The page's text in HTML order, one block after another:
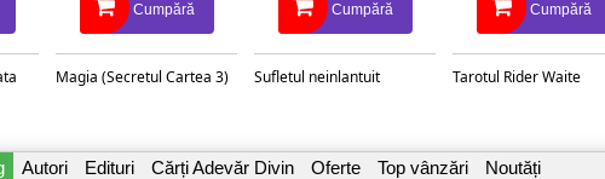
Cumpără
Magia (Secretul Cartea 3)
Cumpără
Sufletul neinlantuit
Cumpără
Tarotul Rider Waite
Autori Edituri Cărți Adevăr Divin Oferte Top vânzări Noutăți